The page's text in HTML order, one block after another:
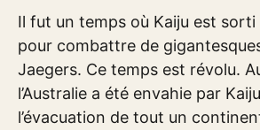
Il fut un temps où Kaiju est sorti
pour combattre de
Jaegers. Ce temps est révolu.
l’Australie a été envahie par
l’évacuation de tout un